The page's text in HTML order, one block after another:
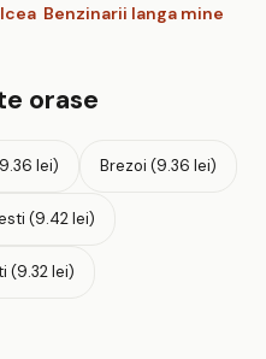
Benzinarii langa mine
orase
lei) Brezoi (9.36 lei)
(9.42 lei)
(9.32 lei)